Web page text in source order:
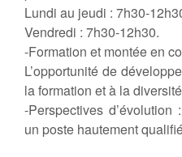
Lundi au jeudi : 7h30-
Vendredi : 7h30-12h30.
-Formation et montée en
L’opportunité de
la formation et à la
-Perspectives
un poste hautement